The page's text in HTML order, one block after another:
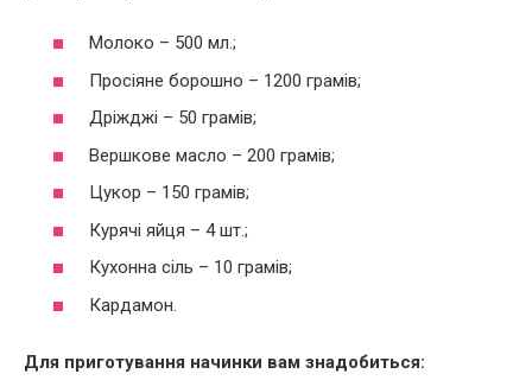
Молоко – 500 мл.;
Просіяне борошно – 1200 грамів;
Дріжджі – 50 грамів;
Вершкове масло – 200 грамів;
Цукор – 150 грамів;
Курячі яйця – 4 шт.;
Кухонна сіль – 10 грамів;
Кардамон.
Для приготування начинки вам знадобиться: